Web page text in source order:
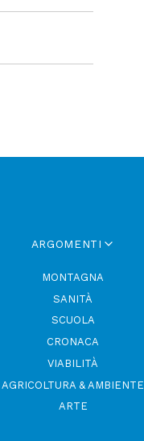
ARGOMENTI
MONTAGNA
SANITÀ
SCUOLA
CRONACA
VIABILITÀ
AGRICOLTURA & AMBIENTE
ARTE